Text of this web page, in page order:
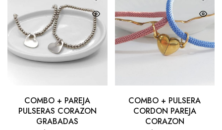
COMBO + PAREJA
PULSERAS CORAZON
GRABADAS
COMBO + PULSERA
CORDON PAREJA
CORAZON